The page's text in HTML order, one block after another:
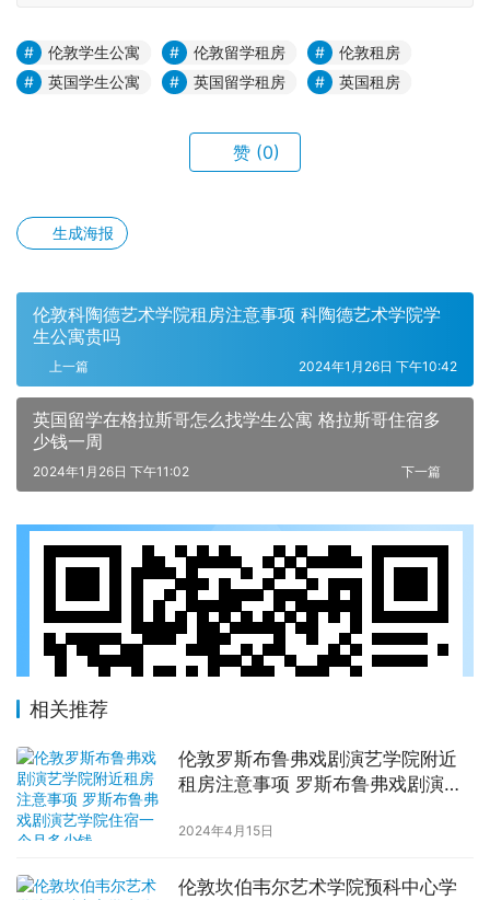
伦敦学生公寓 伦敦留学租房
伦敦租房
英国学生公寓
英国留学租房 英国租房
赞 (0)
生成海报
伦敦科陶德艺术学院租房注意事项 科陶德艺术学院学
生公寓贵吗
上一篇 2024年1月26日 下午10:42
英国留学在格拉斯哥怎么找学生公寓 格拉斯哥住宿多
少钱一周
下一篇
2024年1月26日 下午11:02
相关推荐
伦敦罗斯布鲁弗戏剧演艺学院附近
租房注意事项 罗斯布鲁弗戏剧演艺
2024年4月15日
伦敦坎伯韦尔艺术学院预科中心学